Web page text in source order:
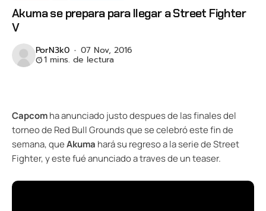
Akuma se prepara para llegar a Street Fighter
V
PorN3k0 07 Nov, 2016
1 mins. de lectura
Capcomha anunciado justo despues de las finales del
torneo de Red Bull Grounds que se celebró este fin de
semana, queAkuma hará su regreso a la serie de Street
Fighter, y este fué anunciado a traves de un teaser.